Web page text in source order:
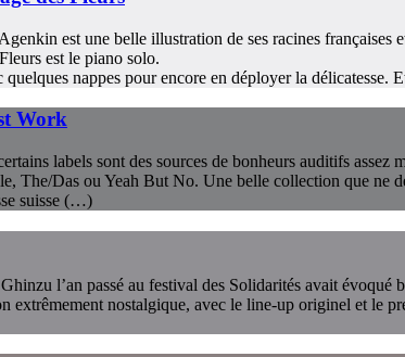
est une belle illustration de ses racines françaises
est le piano solo.
quelques nappes pour encore en déployer la
Work
labels sont des sources de bonheurs auditifs
The/Das ou Yeah But No. Une belle collection que ne
suisse (…)
l’an passé au festival des Solidarités avait
extrêmement nostalgique, avec le line-up originel et le